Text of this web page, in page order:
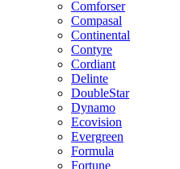
Comforser
Compasal
Continental
Contyre
Cordiant
Delinte
DoubleStar
Dynamo
Ecovision
Evergreen
Formula
Fortune